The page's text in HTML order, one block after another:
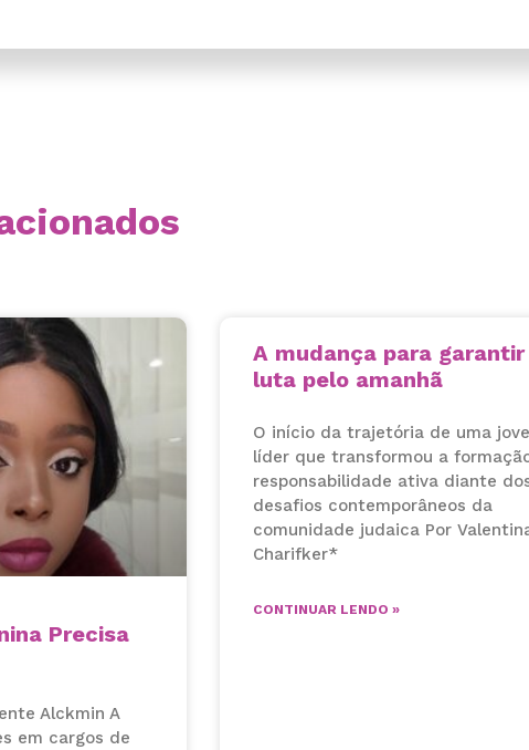
Precisa
Alckmin A
em cargos de
A mudança para garantir
luta pelo amanhã
O início da trajetória de uma
líder que transformou a
responsabilidade ativa diante
desafios contemporâneos da
comunidade judaica Por
Charifker*
CONTINUAR LENDO »